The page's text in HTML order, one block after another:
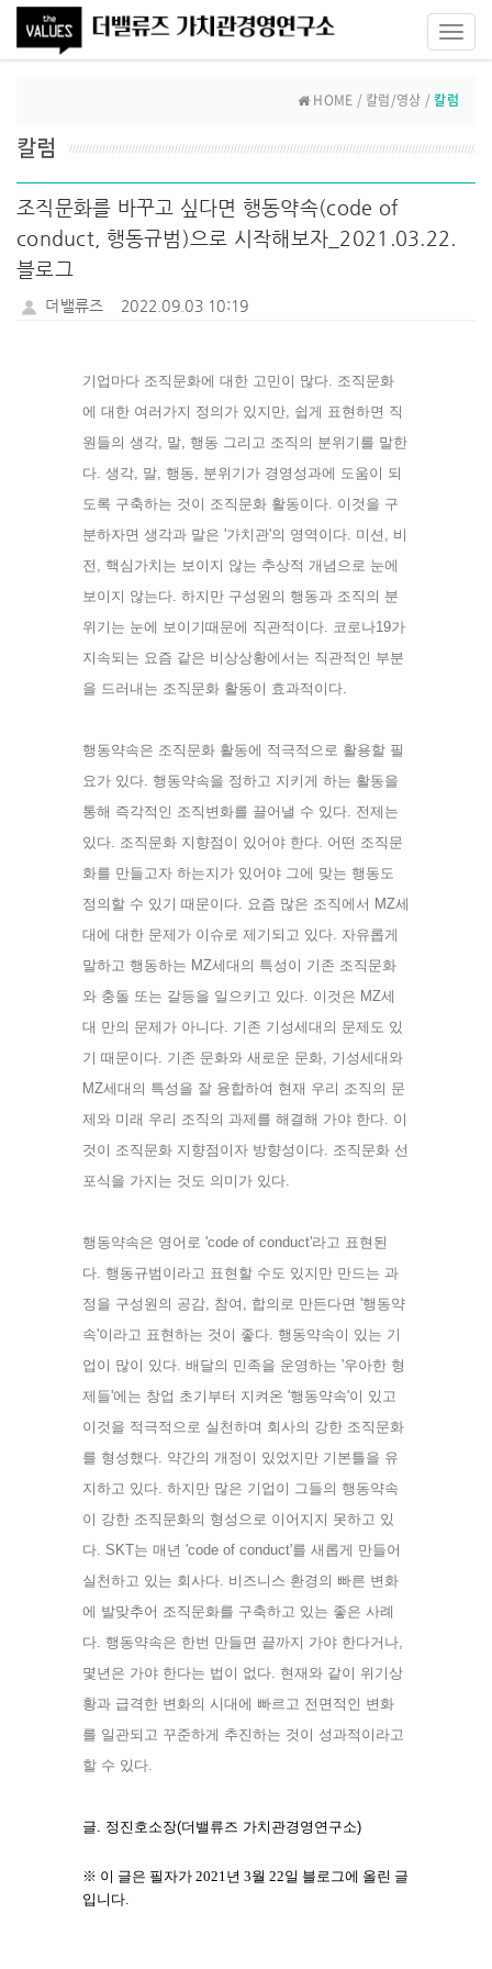
HOME / 칼럼/영상 /칼럼
칼럼
조직문화를 바꾸고 싶다면 행동약속(code of
conduct, 행동규범)으로 시작해보자_2021.03.22.
블로그
더밸류즈 2022.09.03 10:19
기업마다 조직문화에 대한 고민이 많다. 조직문화
에 대한 여러가지 정의가 있지만, 쉽게 표현하면 직
원들의 생각, 말, 행동 그리고 조직의 분위기를 말한
다. 생각, 말, 행동, 분위기가 경영성과에 도움이 되
도록 구축하는 것이 조직문화 활동이다. 이것을 구
분하자면 생각과 말은 '가치관'의 영역이다. 미션, 비
전, 핵심가치는 보이지 않는 추상적 개념으로 눈에
보이지 않는다. 하지만 구성원의 행동과 조직의 분
위기는 눈에 보이기때문에 직관적이다. 코로나19가
지속되는 요즘 같은 비상상황에서는 직관적인 부분
을 드러내는 조직문화 활동이 효과적이다.
행동약속은 조직문화 활동에 적극적으로 활용할 필
요가 있다. 행동약속을 정하고 지키게 하는 활동을
통해 즉각적인 조직변화를 끌어낼 수 있다. 전제는
있다. 조직문화 지향점이 있어야 한다. 어떤 조직문
화를 만들고자 하는지가 있어야 그에 맞는 행동도
정의할 수 있기 때문이다. 요즘 많은 조직에서 MZ세
대에 대한 문제가 이슈로 제기되고 있다. 자유롭게
말하고 행동하는 MZ세대의 특성이 기존 조직문화
와 충돌 또는 갈등을 일으키고 있다. 이것은 MZ세
대 만의 문제가 아니다. 기존 기성세대의 문제도 있
기 때문이다. 기존 문화와 새로운 문화, 기성세대와
MZ세대의 특성을 잘 융합하여 현재 우리 조직의 문
제와 미래 우리 조직의 과제를 해결해 가야 한다. 이
것이 조직문화 지향점이자 방향성이다. 조직문화 선
포식을 가지는 것도 의미가 있다.
행동약속은 영어로 'code of conduct'라고 표현된
다. 행동규범이라고 표현할 수도 있지만 만드는 과
정을 구성원의 공감, 참여, 합의로 만든다면 '행동약
속'이라고 표현하는 것이 좋다. 행동약속이 있는 기
업이 많이 있다. 배달의 민족을 운영하는 '우아한 형
제들'에는 창업 초기부터 지켜온 '행동약속'이 있고
이것을 적극적으로 실천하며 회사의 강한 조직문화
를 형성했다. 약간의 개정이 있었지만 기본틀을 유
지하고 있다. 하지만 많은 기업이 그들의 행동약속
이 강한 조직문화의 형성으로 이어지지 못하고 있
다. SKT는 매년 'code of conduct'를 새롭게 만들어
실천하고 있는 회사다. 비즈니스 환경의 빠른 변화
에 발맞추어 조직문화를 구축하고 있는 좋은 사례
다. 행동약속은 한번 만들면 끝까지 가야 한다거나,
몇년은 가야 한다는 법이 없다. 현재와 같이 위기상
황과 급격한 변화의 시대에 빠르고 전면적인 변화
를 일관되고 꾸준하게 추진하는 것이 성과적이라고
할 수 있다.
글. 정진호소장(더밸류즈 가치관경영연구소)
※ 이 글은 필자가 2021년 3월 22일 블로그에 올린 글
입니다.